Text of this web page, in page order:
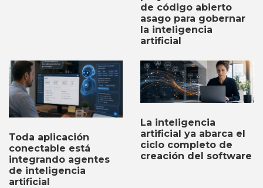
de código abierto
asago para gobernar
la inteligencia
artificial
Toda aplicación
conectable está
integrando agentes
de inteligencia
artificial
La inteligencia
artificial ya abarca el
ciclo completo de
creación del software